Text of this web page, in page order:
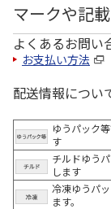
マークや記
よくあるお問い
お支払い方法
配送情報につい
ゆうパック
す
チルドゆう
します
冷凍ゆうパ
ます。